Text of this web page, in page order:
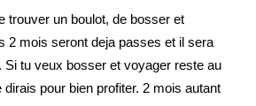
trouver un boulot, de bosser et
2 mois seront deja passes et il sera
Si tu veux bosser et voyager reste au
pour bien profiter. 2 mois autant